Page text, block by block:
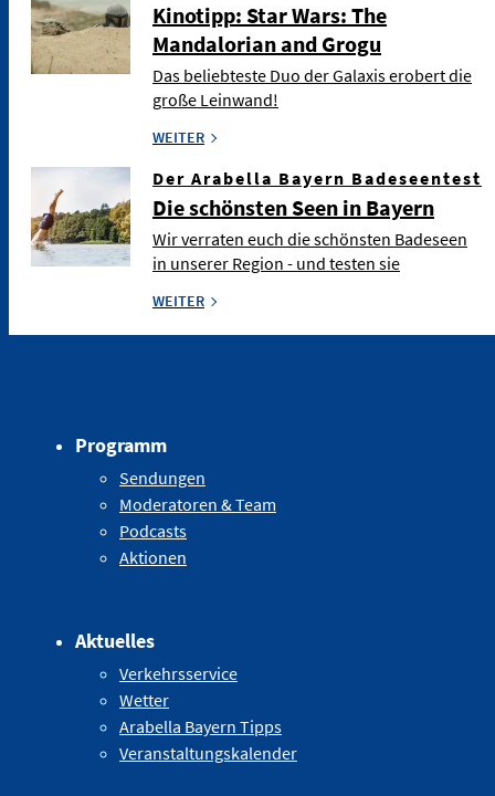
Kinotipp: Star Wars: The
Mandalorian and Grogu
Das beliebteste Duo der Galaxis erobert die
große Leinwand!
WEITER
Der Arabella Bayern Badeseentest
Die schönsten Seen in Bayern
Wir verraten euch die schönsten Badeseen
in unserer Region - und testen sie
WEITER
Programm
Sendungen
Moderatoren & Team
Podcasts
Aktionen
Aktuelles
Verkehrsservice
Wetter
Arabella Bayern Tipps
Veranstaltungskalender